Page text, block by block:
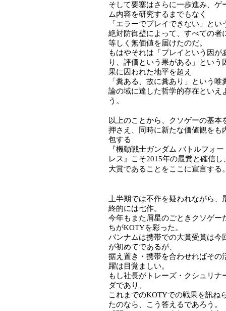
そして要塞はさらに一歩進み、ゲ
ム内容を研究するまでもなく
「エラーでプレイできない」とい
絶対防御壁によって、すべての者
等しく無価値を届けたのだ。
もはやそれは「プレイという因が
り、評価という果がある」という
果に囚われた地平を超え
「糞ある、故に糞あり」という唯
論の域に達した哲学的存在といえ
う。
以上のことから、クソゲーの基本
押さえ、同時に新たな価値観をも
包する
『機動戦士ガンダム バトルフォー
レス』こそ2015年の最糞と確信し
大賞であることをここに宣言する
上半期では不作を疑われながら、
終的には七作。
今年もまた屑星のごときクソゲー
ちがKOTYを彩った。
バンナムは携帯での大賞受賞は今
が初めてであるが、
据え置き・携帯を合わせればその
躍は目覚ましい。
もし社長がトレーズ・クシュリナ
ダであり、
これまでのKOTYでの戦果を訊ね
たのなら、こう答えるであろう。